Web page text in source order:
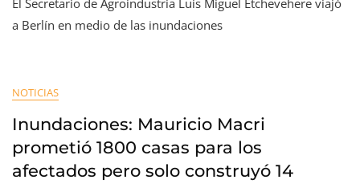
a Berlín en medio de las inundaciones
NOTICIAS
Inundaciones: Mauricio Macri
prometió 1800 casas para los
afectados pero solo construyó 14